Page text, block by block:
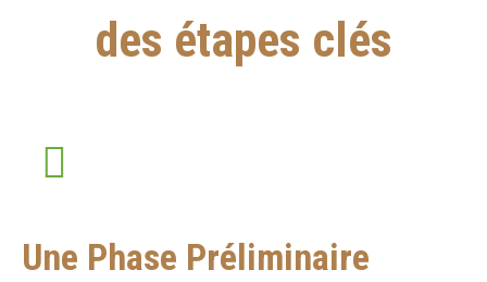
des étapes clés
Une Phase Préliminaire